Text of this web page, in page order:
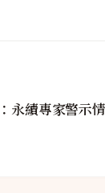
永續專家警示